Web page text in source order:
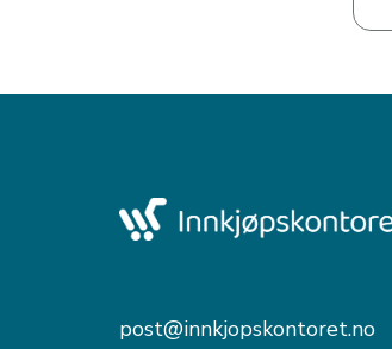
post@innkjopskontoret.no